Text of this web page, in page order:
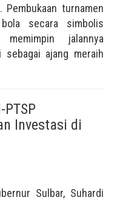
Pembukaan turnamen
secara simbolis
jalannya
sebagai ajang meraih
Investasi di
Sulbar, Suhardi